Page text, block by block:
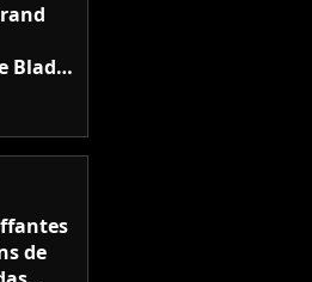
Blade
soit
de